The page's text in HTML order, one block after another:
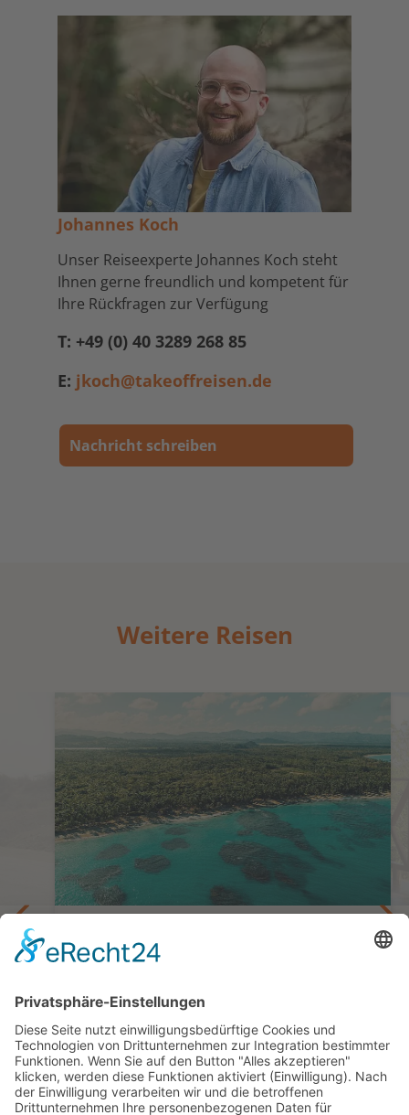
Johannes Koch
Unser Reiseexperte Johannes Koch steht
Ihnen gerne freundlich und kompetent für
Ihre Rückfragen zur Verfügung
T: +49 (0) 40 3289 268 85
E: jkoch@takeoffreisen.de
Nachricht schreiben
Weitere Reisen
Selbstfahrertour - Geheimtipps zum
15 Tage ab/bis Santo Domingo
ab 2.010,— €